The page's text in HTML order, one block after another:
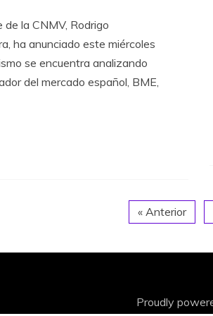
de la CNMV, Rodrigo
ha anunciado este miércoles
se encuentra analizando
del mercado español, BME,
« Anterior
Proudly